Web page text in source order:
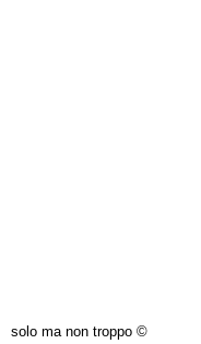
solo ma non troppo ©